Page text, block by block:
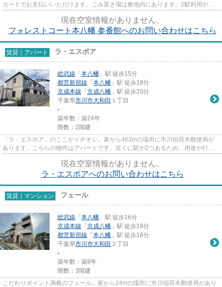
カードでお支払いいただけます。ごみ置き場は敷地内にあります。2駅利用がで
現在空室情報がありません。
フォレストコート本八幡 参番館へのお問い合わせはこちら
賃貸｜アパート ラ・エスポア
総武線 「 本八幡 」駅 徒歩15分
都営新宿線 「 本八幡 」駅 徒歩18分
京成本線 「 京成八幡 」駅 徒歩20分
千葉県市川市大和田 １丁目
-
築年数：築24年
階数：2階建
「ラ・エスポア」のここがイチオシ。家から463mの場所に市川稲荷木郵便局が
あります。こちらの物件はアパートです。近くに駅が2つあるため、用途や行き
現在空室情報がありません。
ラ・エスポアへのお問い合わせはこちら
賃貸｜マンション フェール
総武線 「 本八幡 」駅 徒歩16分
京成本線 「 京成八幡 」駅 徒歩18分
都営新宿線 「 本八幡 」駅 徒歩16分
千葉県市川市大和田 ２丁目
-
築年数：築8年
階数：3階建
こだわりポイント満載のフェール。家から24mの場所に市川稲荷木郵便局があり